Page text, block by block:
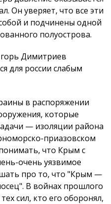
Он уверяет, что все эти
и подчинены одной
полуострова.
Димитриев
для россии слабым
в распоряжении
которые
— изоляции района
приазовском
что Крым с
очень уязвимое
про то, что "Крым —
В войнах прошлого
сил, кто его оборонял,